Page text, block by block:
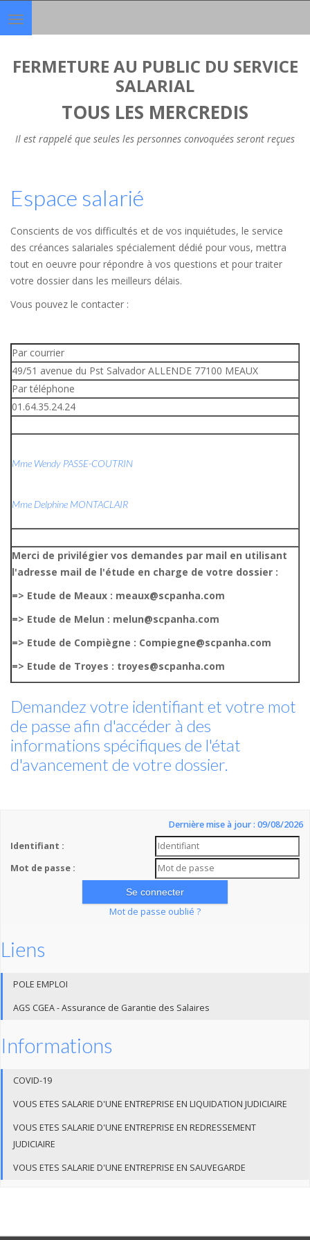
Toggle
navigation
FERMETURE AU PUBLIC DU SERVICE
SALARIAL
TOUS LES MERCREDIS
Il est rappelé que seules les personnes convoquées seront reçues
Espace salarié
Conscients de vos difficultés et de vos inquiétudes, le service
des créances salariales spécialement dédié pour vous, mettra
tout en oeuvre pour répondre à vos questions et pour traiter
votre dossier dans les meilleurs délais.
Vous pouvez le contacter :
Par courrier
49/51 avenue du Pst Salvador ALLENDE 77100 MEAUX
Par téléphone
01.64.35.24.24
Mme Wendy PASSE-COUTRIN
Mme Delphine MONTACLAIR
Merci de privilégier vos demandes par mail en utilisant
l'adresse mail de l'étude en charge de votre dossier :
=> Etude de Meaux : meaux@scpanha.com
=> Etude de Melun : melun@scpanha.com
=> Etude de Compiègne : Compiegne@scpanha.com
=> Etude de Troyes : troyes@scpanha.com
Demandez votre identifiant et votre mot
de passe afin d'accéder à des
informations spécifiques de l'état
d'avancement de votre dossier.
Dernière mise à jour : 09/08/2026
Identifiant :
Mot de passe :
Mot de passe oublié ?
Liens
POLE EMPLOI
AGS CGEA - Assurance de Garantie des Salaires
Informations
COVID-19
VOUS ETES SALARIE D'UNE ENTREPRISE EN LIQUIDATION JUDICIAIRE
VOUS ETES SALARIE D'UNE ENTREPRISE EN REDRESSEMENT
JUDICIAIRE
VOUS ETES SALARIE D'UNE ENTREPRISE EN SAUVEGARDE